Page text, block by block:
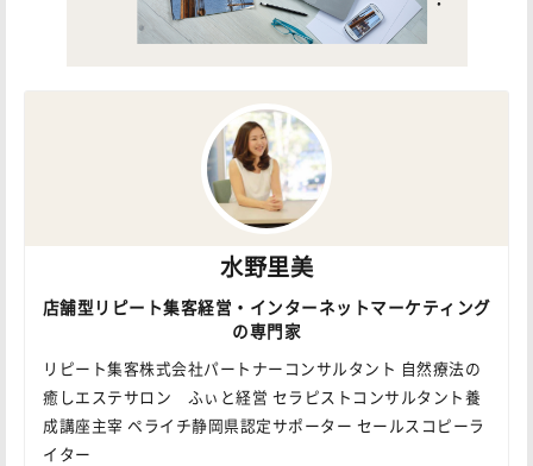
水野里美
店舗型リピート集客経営・インターネットマーケティング
の専門家
リピート集客株式会社パートナーコンサルタント 自然療法の
癒しエステサロン ふぃと経営 セラピストコンサルタント養
成講座主宰 ペライチ静岡県認定サポーター セールスコピーラ
イター